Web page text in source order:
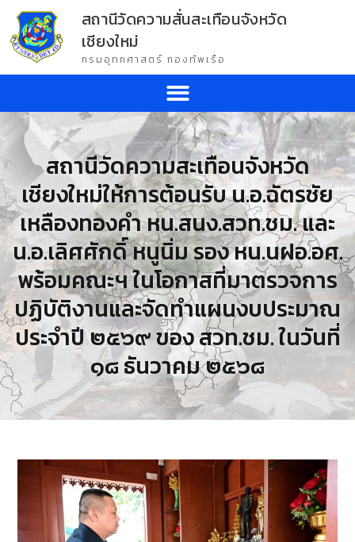
สถานีวัดความสั่นสะเทือนจังหวัด
เชียงใหม่
กรมอุทกศาสตร์ กองทัพเรือ
สถานีวัดความสะเทือนจังหวัด
เชียงใหม่ให้การต้อนรับ น.อ.ฉัตรชัย
เหลืองทองคำ หน.สนง.สวท.ชม. และ
น.อ.เลิศศักดิ์ หนูนิ่ม รอง หน.นฝอ.อศ.
พร้อมคณะฯ ในโอกาสที่มาตรวจการ
ปฏิบัติงานและจัดทำแผนงบประมาณ
ประจำปี ๒๕๖๙ ของ สวท.ชม. ในวันที่
๑๘ ธันวาคม ๒๕๖๘